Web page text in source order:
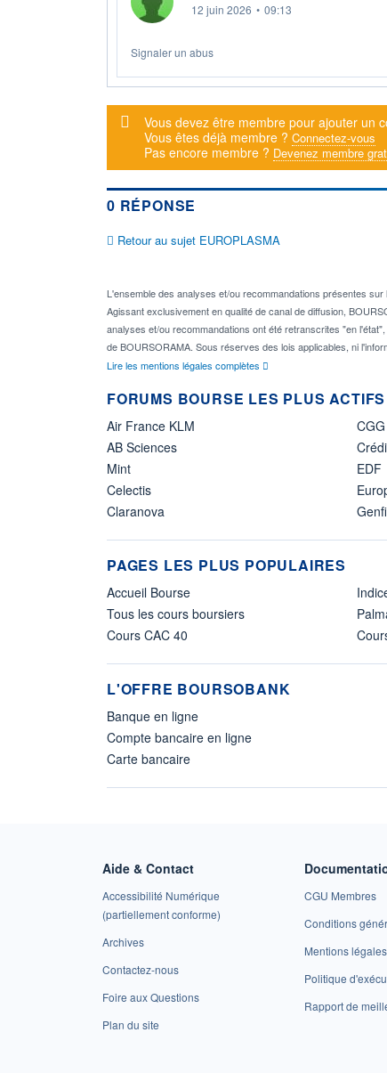
12 juin 2026 • 09:13
Signaler un abus
Message d'alerte
Vous devez être membre pour ajouter un
Vous êtes déjà membre ? Connectez-vous
Pas encore membre ? Devenez membre
0 RÉPONSE
Retour au sujet EUROPLASMA
L'ensemble des analyses et/ou recommandations présentes
Agissant exclusivement en qualité de canal de diffusion,
analyses et/ou recommandations ont été retranscrites "en
de BOURSORAMA. Sous réserves des lois applicables, ni
Lire les mentions légales complètes
FORUMS BOURSE LES PLUS ACTIFS
Air France KLM
AB Sciences
Mint
Celectis
Claranova
CGG
EDF
PAGES LES PLUS POPULAIRES
Accueil Bourse
Tous les cours boursiers
Cours CAC 40
L'OFFRE BOURSOBANK
Banque en ligne
Compte bancaire en ligne
Carte bancaire
Aide & Contact
Accessibilité Numérique
(partiellement conforme)
Archives
Contactez-nous
Foire aux Questions
Plan du site
CGU Membres
Conditions
Mentions
Politique
Rapport de